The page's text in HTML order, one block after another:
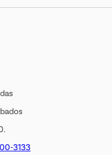
3133